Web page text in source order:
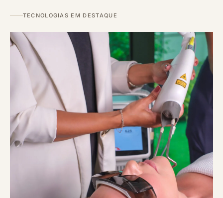
TECNOLOGIAS EM DESTAQUE